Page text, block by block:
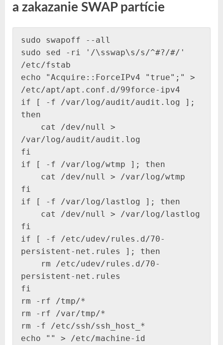
a zakazanie SWAP partície
sudo swapoff --all
sudo sed -ri '/\sswap\s/s/^#?/#/'
/etc/fstab
echo "Acquire::ForceIPv4 "true";" >
/etc/apt/apt.conf.d/99force-ipv4
if [ -f /var/log/audit/audit.log ];
then
/var/log/audit/audit.log
fi
if [ -f /var/log/wtmp ]; then
fi
if [ -f /var/log/lastlog ]; then
fi
if [ -f /etc/udev/rules.d/70-
persistent-net.rules ]; then
persistent-net.rules
fi
rm -rf /tmp/*
rm -rf /var/tmp/*
rm -f /etc/ssh/ssh_host_*
echo "" > /etc/machine-id